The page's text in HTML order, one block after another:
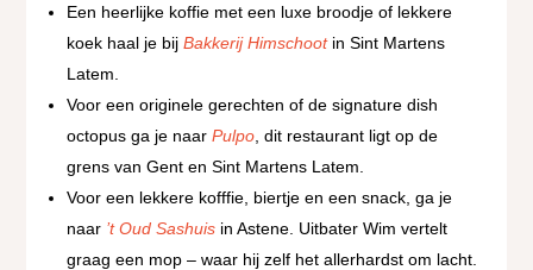
Een heerlijke koffie met een luxe broodje of lekkere
koek haal je bijBakkerij Himschootin Sint Martens
Latem.
Voor een originele gerechten of de signature dish
octopus ga je naarPulpo , dit restaurant ligt op de
grens van Gent en Sint Martens Latem.
Voor een lekkere kofffie, biertje en een snack, ga je
naar ’t Oud Sashuis in Astene. Uitbater Wim vertelt
graag een mop – waar hij zelf het allerhardst om lacht.